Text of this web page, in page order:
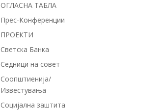
ОГЛАСНА ТАБЛА
Прес-Конференции
ПРОЕКТИ
Светска Банка
Седници на совет
Соопштиенија/
Известувања
Социјална заштита